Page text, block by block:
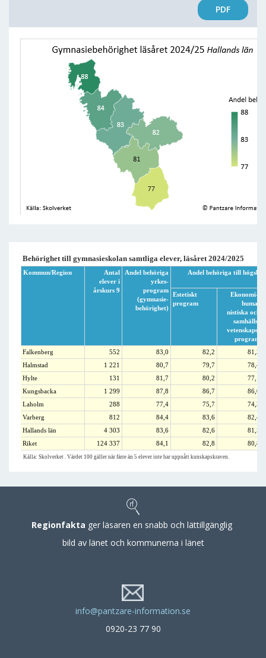
PDF
Behörighet till gymnasieskolan samtliga elever, läsåret 2024/2025
Kommun/Region
Antal
elever i
årskurs 9
Andel behöriga
yrkes-
program
(gymnasie-
behörighet)
Andel behöriga till
Estetiskt
program
Ekonomi-,
huma-
nistiska och
samhälls-
vetenskaps-
program
Falkenberg
552 83,0 82,2
81,3
Halmstad
1 221 80,7 79,7
78,4
Hylte
131 81,7 80,2
77,1
Kungsbacka
1 299 87,8 86,7
86,0
Laholm
288 77,4 75,7
74,3
Varberg
812 84,4 83,6
82,4
Hallands län
4 303 83,6 82,6
81,5
Riket
124 337 84,1 82,8 80,8
Källa: Skolverket . Värdet 100 gäller när färre än 5 elever inte har uppnått kunskapskraven.
Regionfakta ger läsaren en snabb och lättillgänglig
bild av länet och kommunerna i länet
info@pantzare-information.se
0920-23 77 90